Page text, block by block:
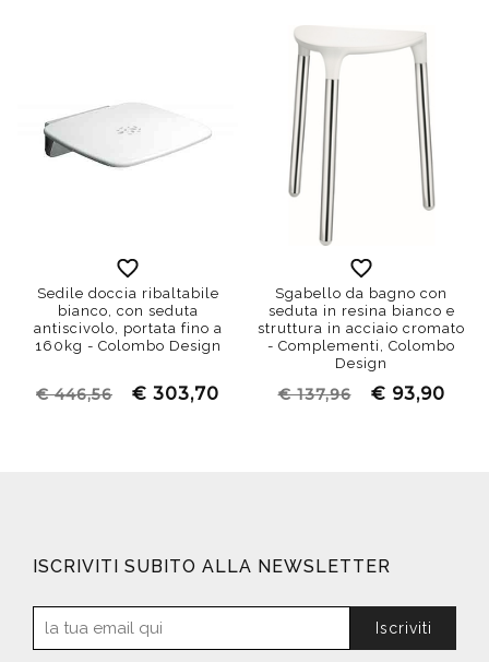
Sedile doccia ribaltabile
bianco, con seduta
antiscivolo, portata fino a
160kg - Colombo Design
€ 446,56 € 303,70
Sgabello da bagno con
seduta in resina bianco e
struttura in acciaio cromato
- Complementi, Colombo
Design
€ 137,96 € 93,90
ISCRIVITI SUBITO ALLA NEWSLETTER
Iscriviti